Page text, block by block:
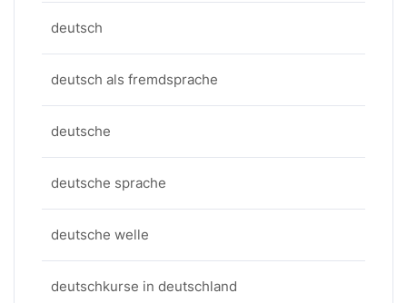
deutsch
deutsch als fremdsprache
deutsche
deutsche sprache
deutsche welle
deutschkurse in deutschland